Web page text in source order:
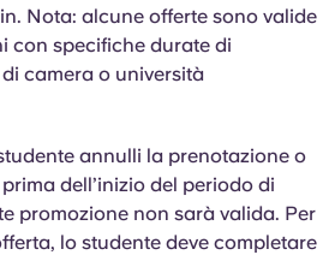
Nota: alcune offerte sono valide
con specifiche durate di
camera o università
annulli la prenotazione o
dell’inizio del periodo di
promozione non sarà valida. Per
lo studente deve completare